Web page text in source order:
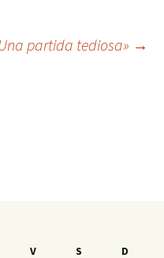
partida tediosa» →
V S
D